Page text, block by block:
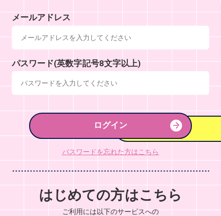
メールアドレス
パスワード(英数字記号8文字以上)
ログイン
パスワードを忘れた方はこちら
はじめての方はこちら
ご利用には以下のサービスへの